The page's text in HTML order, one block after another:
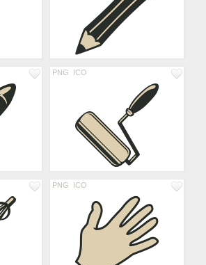
PNG ICO
PNG ICO